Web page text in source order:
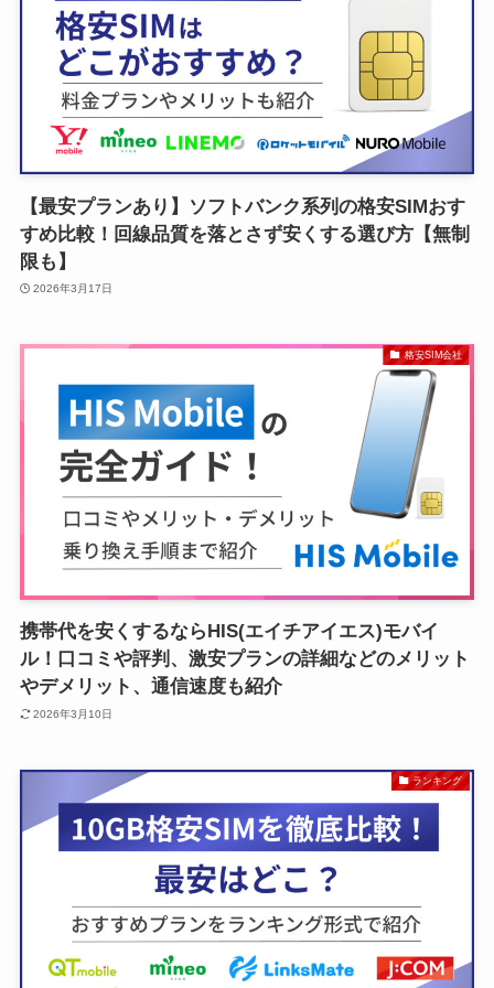
【最安プランあり】ソフトバンク系列の格安SIMおす
すめ比較！回線品質を落とさず安くする選び方【無制
限も】
2026年3月17日
格安SIM会社
携帯代を安くするならHIS(エイチアイエス)モバイ
ル！口コミや評判、激安プランの詳細などのメリット
やデメリット、通信速度も紹介
2026年3月10日
ランキング